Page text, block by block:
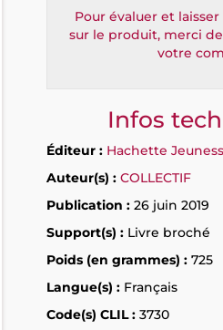
Pour évaluer et
sur le produit, merci
votre
Infos
Éditeur : Hachette
Auteur(s) : COLLECTIF
Publication : 26 juin 2019
Support(s) : Livre broché
Poids (en grammes) : 725
Langue(s) : Français
Code(s) CLIL : 3730